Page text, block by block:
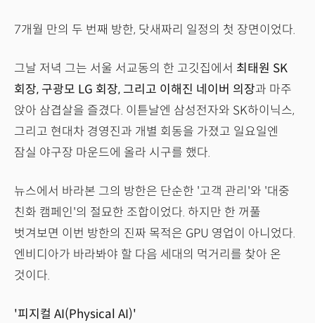
7개월 만의 두 번째 방한, 닷새짜리 일정의 첫 장면이었다.
그날 저녁 그는 서울 서교동의 한 고깃집에서 최태원 SK
회장, 구광모 LG 회장, 그리고 이해진 네이버 의장과 마주
앉아 삼겹살을 즐겼다. 이튿날엔 삼성전자와 SK하이닉스,
그리고 현대차 경영진과 개별 회동을 가졌고 일요일엔
잠실 야구장 마운드에 올라 시구를 했다.
뉴스에서 바라본 그의 방한은 단순한 '고객 관리'와 '대중
친화 캠페인'의 절묘한 조합이었다. 하지만 한 꺼풀
벗겨보면 이번 방한의 진짜 목적은 GPU 영업이 아니었다.
엔비디아가 바라봐야 할 다음 세대의 먹거리를 찾아 온
것이다.
'피지컬 AI(Physical AI)'